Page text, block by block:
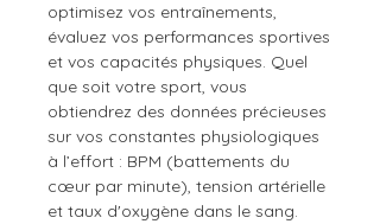
optimisez vos entraînements,
évaluez vos performances sportives
et vos capacités physiques. Quel
que soit votre sport, vous
obtiendrez des données précieuses
sur vos constantes physiologiques
à l’effort : BPM (battements du
cœur par minute), tension artérielle
et taux d'oxygène dans le sang.